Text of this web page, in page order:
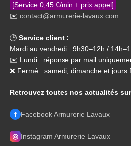
[Service 0,45 €/min + prix appel]
✉️ contact@armurerie-lavaux.com
🕒 Service client :
Mardi au vendredi : 9h30–12h /
✉️ Lundi : réponse par mail
❌ Fermé : samedi, dimanche et jours
Retrouvez toutes nos actualités
f Facebook Armurerie Lavaux
◎ Instagram Armurerie Lavaux